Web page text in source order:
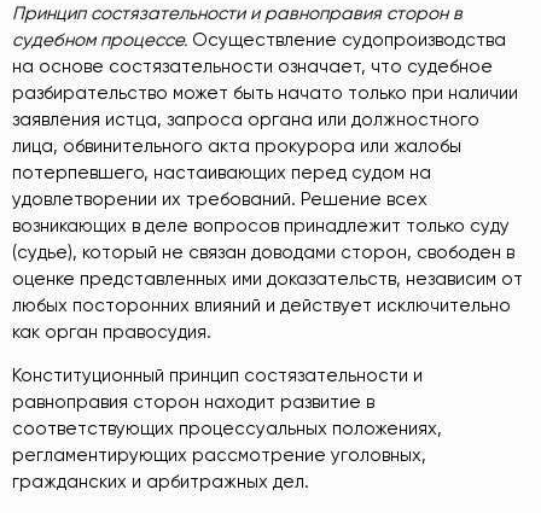
Принцип состязательности и равноправия сторон в
судебном процессе. Осуществление судопроизводства
на основе состязательности означает, что судебное
разбирательство может быть начато только при наличии
заявления истца, запроса органа или должностного
лица, обвинительного акта прокурора или жалобы
потерпевшего, настаивающих перед судом на
удовлетворении их требований. Решение всех
возникающих в деле вопросов принадлежит только суду
(судье), который не связан доводами сторон, свободен в
оценке представленных ими доказательств, независим от
любых посторонних влияний и действует исключительно
как орган правосудия.
Конституционный принцип состязательности и
равноправия сторон находит развитие в
соответствующих процессуальных положениях,
регламентирующих рассмотрение уголовных,
гражданских и арбитражных дел.